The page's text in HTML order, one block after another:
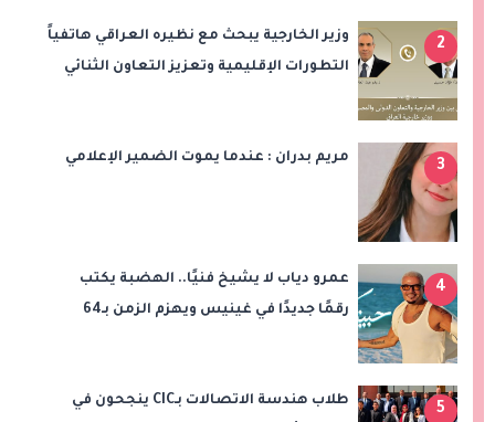
2
وزير الخارجية يبحث مع نظيره العراقي هاتفياً
التطورات الإقليمية وتعزيز التعاون الثنائي
3
مريم بدران : عندما يموت الضمير الإعلامي
4
عمرو دياب لا يشيخ فنيًا.. الهضبة يكتب
رقمًا جديدًا في غينيس ويهزم الزمن بـ64
5
طلاب هندسة الاتصالات بـCIC ينجحون في